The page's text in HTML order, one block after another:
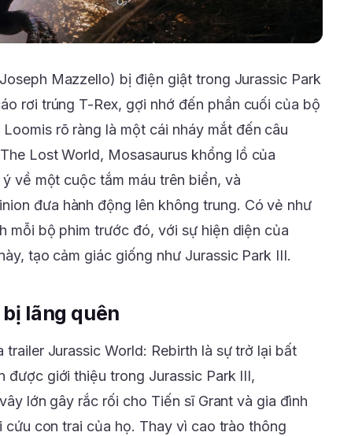
Mazzello) bị điện giật trong Jurassic Park
rơi trúng T-Rex, gợi nhớ đến phần cuối của bộ
rõ ràng là một cái nháy mắt đến câu
Lost World, Mosasaurus khổng lồ của
về một cuộc tắm máu trên biển, và
đưa hành động lên không trung. Có vẻ như
mỗi bộ phim trước đó, với sự hiện diện của
tạo cảm giác giống như Jurassic Park III.
lãng quên
Jurassic World: Rebirth là sự trở lại bất
được giới thiệu trong Jurassic Park III,
lớn gây rắc rối cho Tiến sĩ Grant và gia đình
cứu con trai của họ. Thay vì cao trào thông